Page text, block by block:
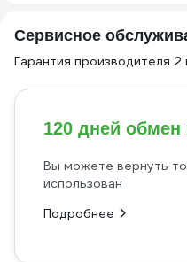
Сервисное
Гарантия производителя 2
120 дней обмен
Вы можете вернуть
использован
Подробнее